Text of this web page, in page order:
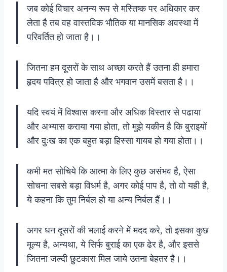
जब कोई विचार अनन्य रूप से मस्तिष्क पर अधिकार कर
लेता है तब वह वास्तविक भौतिक या मानसिक अवस्था में
परिवर्तित हो जाता है।।
जितना हम दूसरों के साथ अच्छा करते हैं उतना ही हमारा
हृदय पवित्र हो जाता है और भगवान उसमें बसता है।।
यदि स्वयं में विश्वास करना और अधिक विस्तार से पढाया
और अभ्यास कराया गया होता, तो मुझे यकीन है कि बुराइयों
और दुःख का एक बहुत बड़ा हिस्सा गायब हो गया होता।‌।
कभी मत सोचिये कि आत्मा के लिए कुछ असंभव है, ऐसा
सोचना सबसे बड़ा विधर्म है, अगर कोई पाप है, तो वो यही है,
ये कहना कि तुम निर्बल हो या अन्य निर्बल हैं।।
अगर धन दूसरों की भलाई करने में मदद करे, तो इसका कुछ
मूल्य है, अन्यथा, ये सिर्फ बुराई का एक ढेर है, और इससे
जितना जल्दी छुटकारा मिल जाये उतना बेहतर है।।